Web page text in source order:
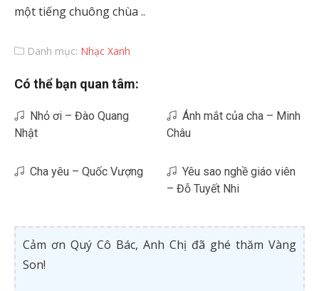
một tiếng chuông chùa ..
Danh mục: Nhạc Xanh
Có thể bạn quan tâm:
Nhỏ ơi – Đào Quang
Nhật
Ánh mắt của cha – Minh
Châu
Cha yêu – Quốc Vượng
Yêu sao nghề giáo viên
– Đỗ Tuyết Nhi
Cảm ơn Quý Cô Bác, Anh Chị đã ghé thăm Vàng
Son!